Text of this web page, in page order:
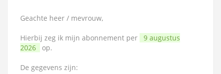
Geachte heer / mevrouw,
Hierbij zeg ik mijn abonnement per
9 augustus
2026
op.
De gegevens zijn: